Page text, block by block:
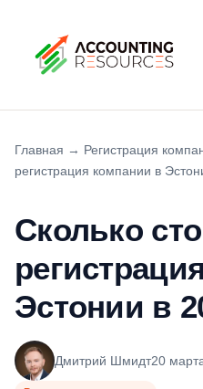
Главная → Регистрация
регистрация компании в
Сколько
Эстонии в
Дмитрий Шмидт20